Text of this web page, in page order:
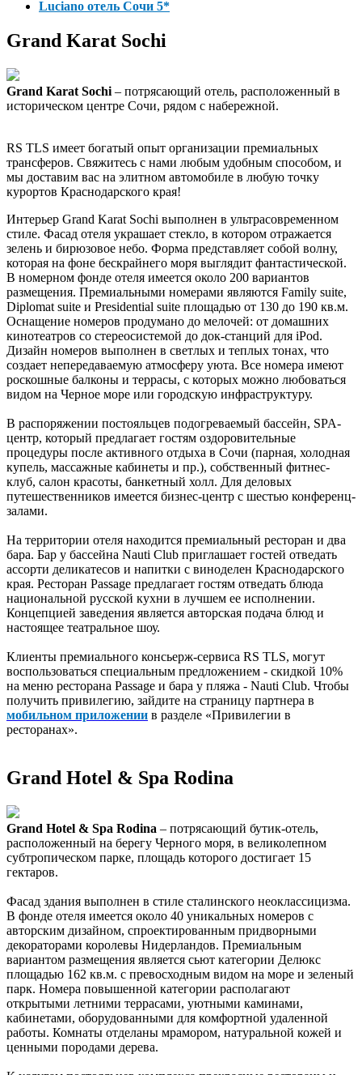
Luciano отель Сочи 5*
Grand Karat Sochi
Grand Karat Sochi – потрясающий отель, расположенный в
историческом центре Сочи, рядом с набережной.
RS TLS имеет богатый опыт организации премиальных
трансферов. Свяжитесь с нами любым удобным способом, и
мы доставим вас на элитном автомобиле в любую точку
курортов Краснодарского края!
Интерьер Grand Karat Sochi выполнен в ультрасовременном
стиле. Фасад отеля украшает стекло, в котором отражается
зелень и бирюзовое небо. Форма представляет собой волну,
которая на фоне бескрайнего моря выглядит фантастической.
В номерном фонде отеля имеется около 200 вариантов
размещения. Премиальными номерами являются Family suite,
Diplomat suite и Presidential suite площадью от 130 до 190 кв.м.
Оснащение номеров продумано до мелочей: от домашних
кинотеатров со стереосистемой до док-станций для iPod.
Дизайн номеров выполнен в светлых и теплых тонах, что
создает непередаваемую атмосферу уюта. Все номера имеют
роскошные балконы и террасы, с которых можно любоваться
видом на Черное море или городскую инфраструктуру.
В распоряжении постояльцев подогреваемый бассейн, SPA-
центр, который предлагает гостям оздоровительные
процедуры после активного отдыха в Сочи (парная, холодная
купель, массажные кабинеты и пр.), собственный фитнес-
клуб, салон красоты, банкетный холл. Для деловых
путешественников имеется бизнес-центр с шестью конференц-
залами.
На территории отеля находится премиальный ресторан и два
бара. Бар у бассейна Nauti Club приглашает гостей отведать
ассорти деликатесов и напитки с виноделен Краснодарского
края. Ресторан Passage предлагает гостям отведать блюда
национальной русской кухни в лучшем ее исполнении.
Концепцией заведения является авторская подача блюд и
настоящее театральное шоу.
Клиенты премиального консьерж-сервиса RS TLS, могут
воспользоваться специальным предложением - скидкой 10%
на меню ресторана Passage и бара у пляжа - Nauti Club. Чтобы
получить привилегию, зайдите на страницу партнера в
мобильном приложении в разделе «Привилегии в
ресторанах».
Grand Hotel & Spa Rodina
Grand Hotel & Spa Rodina – потрясающий бутик-отель,
расположенный на берегу Черного моря, в великолепном
субтропическом парке, площадь которого достигает 15
гектаров.
Фасад здания выполнен в стиле сталинского неоклассицизма.
В фонде отеля имеется около 40 уникальных номеров с
авторским дизайном, спроектированным придворными
декораторами королевы Нидерландов. Премиальным
вариантом размещения является сьют категории Делюкс
площадью 162 кв.м. с превосходным видом на море и зеленый
парк. Номера повышенной категории располагают
открытыми летними террасами, уютными каминами,
кабинетами, оборудованными для комфортной удаленной
работы. Комнаты отделаны мрамором, натуральной кожей и
ценными породами дерева.